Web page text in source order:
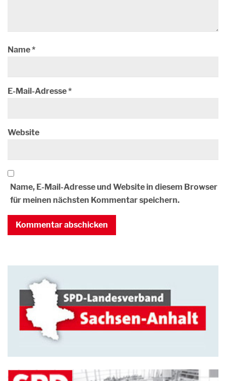
Name*
E-Mail-Adresse*
Website
Name, E-Mail-Adresse und Website in diesem Browser
für meinen nächsten Kommentar speichern.